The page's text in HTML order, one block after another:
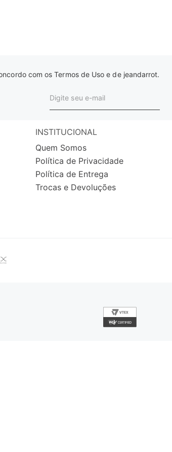
com os Termos de Uso e de jeandarrot.
INSTITUCIONAL
Quem Somos
Política de Privacidade
Política de Entrega
Trocas e Devoluções